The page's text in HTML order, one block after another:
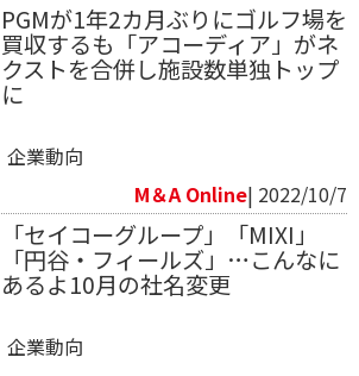
PGMが1年2カ月ぶりにゴルフ場を
買収するも「アコーディア」がネ
クストを合併し施設数単独トップ
に
企業動向
M＆A Online| 2022/10/7
「セイコーグループ」「MIXI」
「円谷・フィールズ」…こんなに
あるよ10月の社名変更
企業動向